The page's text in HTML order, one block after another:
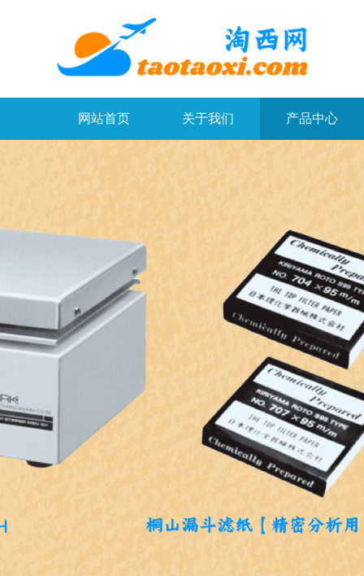
网站首页 关于我们 产品中心